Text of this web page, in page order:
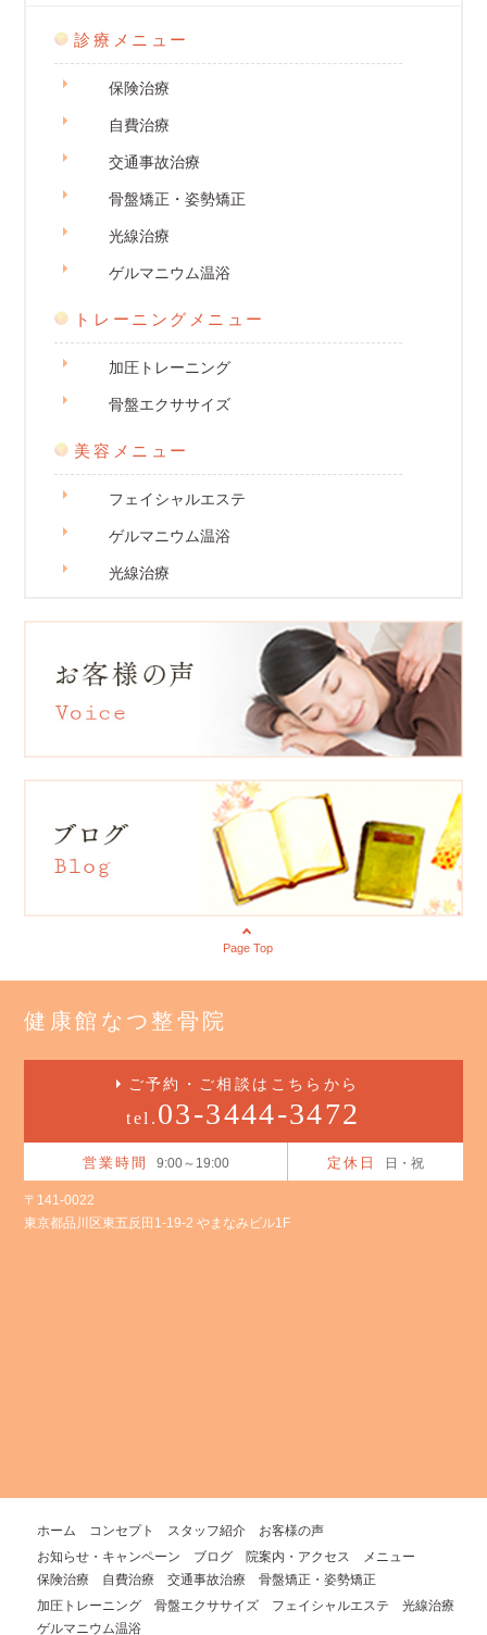
診療メニュー
保険治療
自費治療
交通事故治療
骨盤矯正・姿勢矯正
光線治療
ゲルマニウム温浴
トレーニングメニュー
加圧トレーニング
骨盤エクササイズ
美容メニュー
フェイシャルエステ
ゲルマニウム温浴
光線治療
Page Top
健康館なつ整骨院
ご予約・ご相談はこちらから
tel. 03-3444-3472
営業時間 9:00～19:00 定休日 日・祝
〒141-0022
東京都品川区東五反田1-19-2 やまなみビル1F
ホーム コンセプト スタッフ紹介
お客様の声
お知らせ・キャンペーン
ブログ 院案内・アクセス
メニュー
保険治療
自費治療 交通事故治療
骨盤矯正・姿勢矯正
加圧トレーニング
骨盤エクササイズ フェイシャルエステ
光線治療
ゲルマニウム温浴